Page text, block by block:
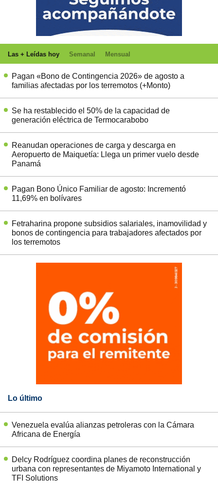
Las + Leídas hoy Semanal Mensual
Pagan «Bono de Contingencia 2026» de agosto a
familias afectadas por los terremotos (+Monto)
Se ha restablecido el 50% de la capacidad de
generación eléctrica de Termocarabobo
Reanudan operaciones de carga y descarga en
Aeropuerto de Maiquetía: Llega un primer vuelo desde
Panamá
Pagan Bono Único Familiar de agosto: Incrementó
11,69% en bolívares
Fetraharina propone subsidios salariales, inamovilidad y
bonos de contingencia para trabajadores afectados por
los terremotos
Lo último
Venezuela evalúa alianzas petroleras con la Cámara
Africana de Energía
Delcy Rodríguez coordina planes de reconstrucción
urbana con representantes de Miyamoto International y
TFI Solutions